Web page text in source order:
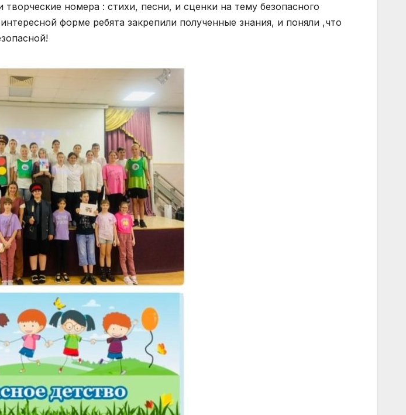
творческие номера : стихи, песни, и сценки на тему безопасного
форме ребята закрепили полученные знания, и поняли ,что